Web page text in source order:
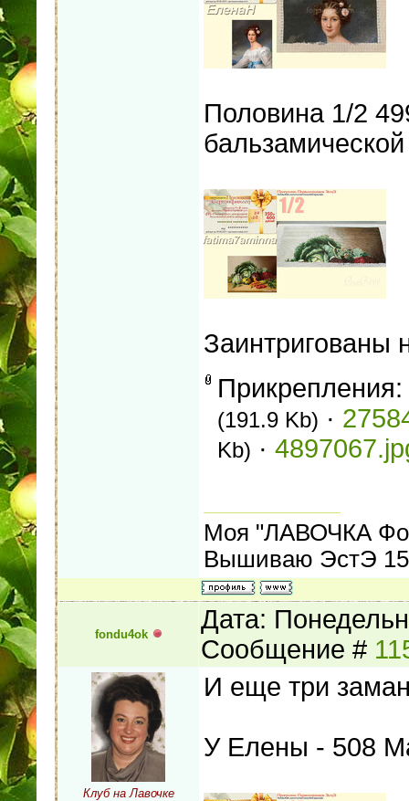
Половина 1/2
Заинтригованы
Прикрепления:
(191.9 Kb) ·
Kb) ·
Моя "ЛАВОЧКА
Вышиваю ЭстЭ
fondu4ok
Дата:
Сообщение #
Клуб на Лавочке
И еще три
У Елены - 508